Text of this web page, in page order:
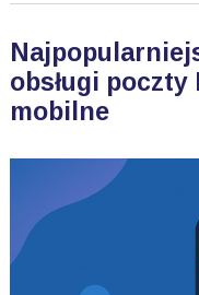
obsługi
mobilne